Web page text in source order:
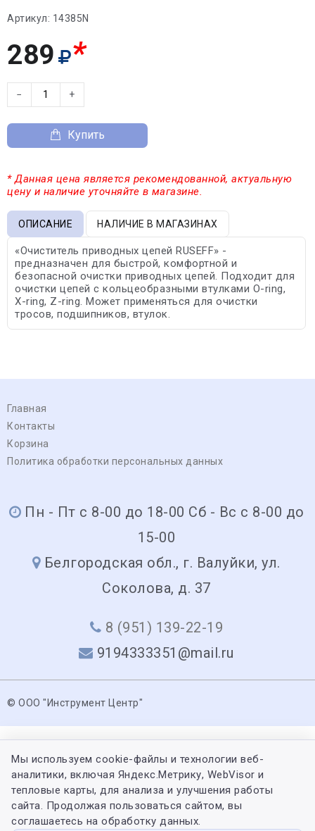
Артикул: 14385N
289 *
− +
Купить
* Данная цена является рекомендованной, актуальную
цену и наличие уточняйте в магазине.
ОПИСАНИЕ НАЛИЧИЕ В МАГАЗИНАХ
«Очиститель приводных цепей RUSEFF» -
предназначен для быстрой, комфортной и
безопасной очистки приводных цепей. Подходит для
очистки цепей с кольцеобразными втулками O-ring,
X-ring, Z-ring. Может применяться для очистки
тросов, подшипников, втулок.
Главная
Контакты
Корзина
Политика обработки персональных данных
Пн - Пт с 8-00 до 18-00 Сб - Вс с 8-00 до
15-00
Белгородская обл., г. Валуйки, ул.
Соколова, д. 37
8 (951) 139-22-19
9194333351@mail.ru
© ООО "Инструмент Центр"
Мы используем cookie-файлы и технологии веб-
аналитики, включая Яндекс.Метрику, WebVisor и
тепловые карты, для анализа и улучшения работы
сайта. Продолжая пользоваться сайтом, вы
соглашаетесь на обработку данных.